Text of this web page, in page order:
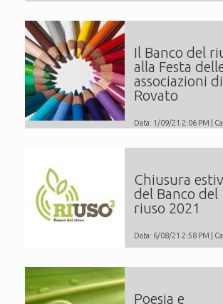
Il Banco del
alla Festa
associazioni di
Rovato
Data: 1/09/21 2:06 PM |
Chiusura
del Banco del
riuso 2021
Data: 6/08/21 2:58 PM |
Poesia e